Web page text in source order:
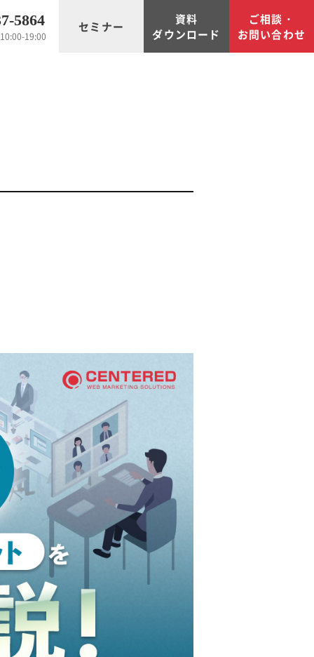
5864
19:00
セミナー
資料
ダウンロード
ご相談・
お問い合わせ